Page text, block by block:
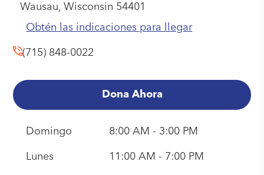
Wausau,Wisconsin 54401
Obtén las indicaciones para llegar
(715) 848-0022
Dona Ahora
Domingo 8:00 AM - 3:00 PM
Lunes 11:00 AM - 7:00 PM